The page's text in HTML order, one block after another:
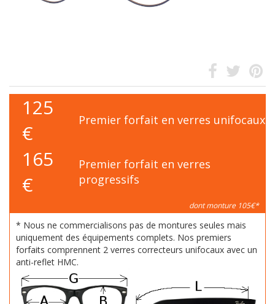
125
€
Premier forfait en verres unifocaux
165
€
Premier forfait en verres
progressifs
dont monture 105€*
* Nous ne commercialisons pas de montures seules mais
uniquement des équipements complets. Nos premiers
forfaits comprennent 2 verres correcteurs unifocaux avec un
anti-reflet HMC.